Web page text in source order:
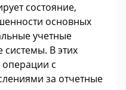
состояние,
основных
учетные
системы. В этих
операции с
за отчетные